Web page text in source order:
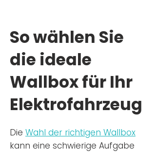
So wählen Sie
die ideale
Wallbox für Ihr
Elektrofahrzeug
Die Wahl der richtigen Wallbox
kann eine schwierige Aufgabe